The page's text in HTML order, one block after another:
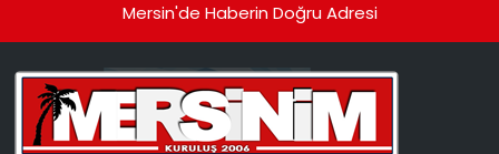
Mersin'de Haberin Doğru Adresi